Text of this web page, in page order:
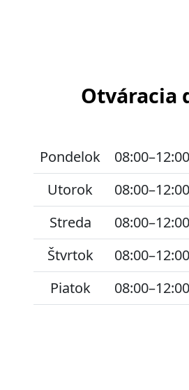
Otváracia
Pondelok
Utorok
Streda
Štvrtok
Piatok